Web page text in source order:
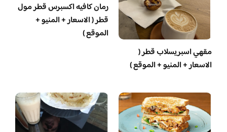
مقهي اسبريسلاب قطر (
الاسعار + المنيو + الموقع )
رمان كافيه اكسبرس قطر مول
قطر ( الاسعار + المنيو +
الموقع )